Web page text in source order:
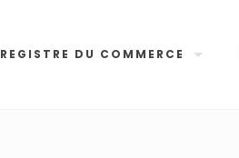
REGISTRE DU COMMERCE